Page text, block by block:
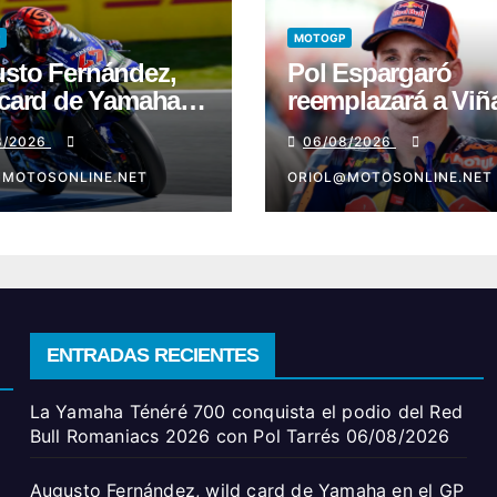
Fernández,
de Yamaha
de Gran
2026
MOTOGP
Pol Espargaró
reemplazará a
en el GP de Gran
Bretaña
06/08/2026
ORIOL@MOTOSONLINE.NET
ENTRADAS RECIENTES
La Yamaha Ténéré 700 conquista el podio del Red
Bull Romaniacs 2026 con Pol Tarrés 06/08/2026
Augusto Fernández, wild card de Yamaha en el GP